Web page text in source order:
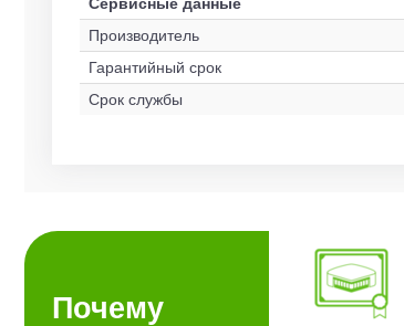
Производитель
Гарантийный срок
Срок службы
Почему